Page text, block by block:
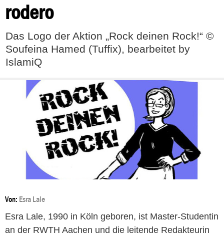
RECHT
DEBATTE
rodero
Das Logo der Aktion „Rock deinen Rock!“ ©
Soufeina Hamed (Tuffix), bearbeitet by
IslamiQ
Von: Esra Lale
Esra Lale, 1990 in Köln geboren, ist Master-Studentin
an der RWTH Aachen und die leitende Redakteurin